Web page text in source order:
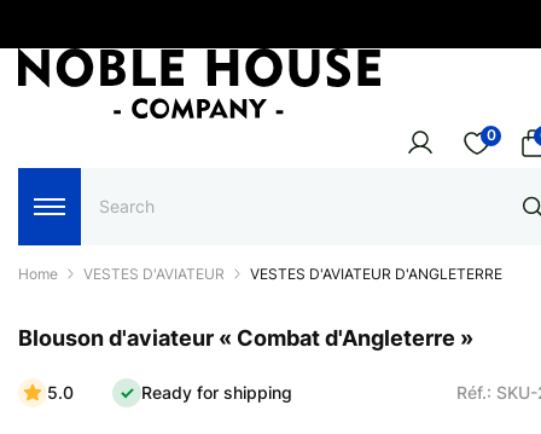
0
Home VESTES D'AVIATEUR VESTES D'AVIATEUR D'ANGLETERRE
Blouson d'aviateur « Combat d'Angleterre »
5.0 Ready for shipping Réf.: